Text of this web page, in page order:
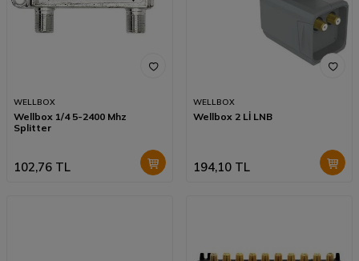
WELLBOX
Wellbox 1/4 5-2400 Mhz
Splitter
102,76 TL
WELLBOX
Wellbox 2 Lİ LNB
194,10 TL